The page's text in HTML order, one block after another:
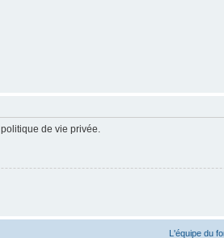
de vie privée.
L'équipe du